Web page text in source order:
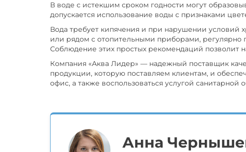
В воде с истекшим сроком годности могут
допускается использование воды с признаками
Вода требует кипячения и при нарушении условий
или рядом с отопительными приборами, регулярно
Соблюдение этих простых рекомендаций позволит
Компания «Аква Лидер» — надежный поставщик
продукции, которую поставляем клиентам, и
офис, а также воспользоваться услугой санитарной
Анна